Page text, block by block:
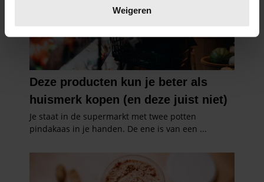
verwerkt en stel uw voorkeuren in het
intrekken in de Cookieverklaring.
We gebruiken cookies om content en advertenties te
personaliseren, om functies voor social media te bieden
informatie over uw gebruik van onze site met onze
partners voor social media, adverteren en analyse. Deze
partners kunnen deze gegevens combineren met andere
verzameld op basis van uw gebruik van hun services. U
gaat akkoord met onze cookies als u onze website blijft
Weigeren